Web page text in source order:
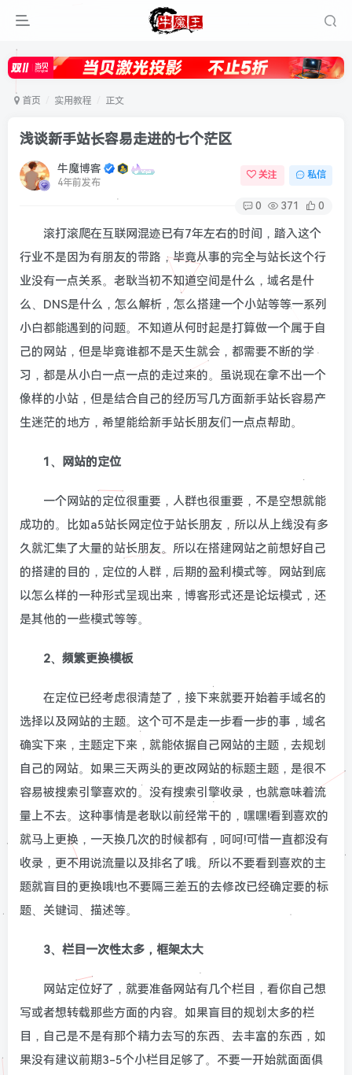
首页 实用教程 正文
浅谈新手站长容易走进的七个茫区
牛魔博客
4年前发布
关注 私信
0 371 0
滚打滚爬在互联网混迹已有7年左右的时间，踏入这个
行业不是因为有朋友的带路，毕竟从事的完全与站长这个行
业没有一点关系。老耿当初不知道空间是什么，域名是什
么、DNS是什么，怎么解析，怎么搭建一个小站等等一系列
小白都能遇到的问题。不知道从何时起是打算做一个属于自
己的网站，但是毕竟谁都不是天生就会，都需要不断的学
习，都是从小白一点一点的走过来的。虽说现在拿不出一个
像样的小站，但是结合自己的经历写几方面新手站长容易产
生迷茫的地方，希望能给新手站长朋友们一点点帮助。
1、网站的定位
一个网站的定位很重要，人群也很重要，不是空想就能
成功的。比如a5站长网定位于站长朋友，所以从上线没有多
久就汇集了大量的站长朋友。所以在搭建网站之前想好自己
的搭建的目的，定位的人群，后期的盈利模式等。网站到底
以怎么样的一种形式呈现出来，博客形式还是论坛模式，还
是其他的一些模式等等。
2、频繁更换模板
在定位已经考虑很清楚了，接下来就要开始着手域名的
选择以及网站的主题。这个可不是走一步看一步的事，域名
确实下来，主题定下来，就能依据自己网站的主题，去规划
自己的网站。如果三天两头的更改网站的标题主题，是很不
容易被搜索引擎喜欢的。没有搜索引擎收录，也就意味着流
量上不去。这种事情是老耿以前经常干的，嘿嘿!看到喜欢的
就马上更换，一天换几次的时候都有，呵呵!可惜一直都没有
收录，更不用说流量以及排名了哦。所以不要看到喜欢的主
题就盲目的更换哦!也不要隔三差五的去修改已经确定要的标
题、关键词、描述等。
3、栏目一次性太多，框架太大
网站定位好了，就要准备网站有几个栏目，看你自己想
写或者想转载那些方面的内容。如果盲目的规划太多的栏
目，自己是不是有那个精力去写的东西、去丰富的东西，如
果没有建议前期3-5个小栏目足够了。不要一开始就面面俱